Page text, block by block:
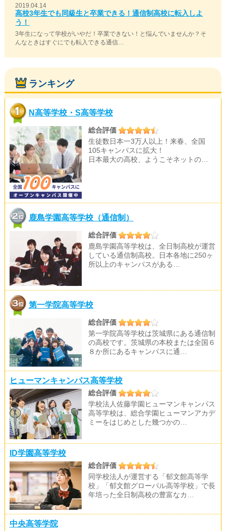
2019.04.14
高校3年生でも同級生と卒業できる！通信制高校に転入しよ
う！
3年生になって学校がいやだ！卒業できない！と悩んでいませんか？そ
んなときはすぐにでも転入できる通信…
ランキング
N高等学校・S高等学校
総合評価
生徒数日本一3万人以上！来春、全国
105キャンパスに拡大！
日本最大の高校、ようこそネットの…
鹿島学園高等学校（通信制）
総合評価
鹿島学園高等学校は、全日制高校が運営
している通信制高校。日本各地に250ヶ
所以上のキャンパスがある…
第一学院高等学校
総合評価
第一学院高等学校は茨城県にある通信制
の高校です。茨城県の本校または全国６
８か所にあるキャンパスに通…
ヒューマンキャンパス高等学校
総合評価
学校法人佐藤学園ヒューマンキャンパス
高等学校は、総合学園ヒューマンアカデ
ミーをはじめとした幾つかの…
ID学園高等学校
総合評価
同学校法人が運営する「郁文館高等学
校」「郁文館グローバル高等学校」で長
年培った全日制高校の豊富なカ…
中央高等学院